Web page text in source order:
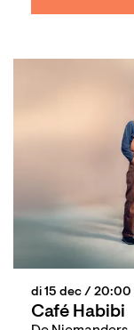
Café Habibi
di 15 dec / 20:00